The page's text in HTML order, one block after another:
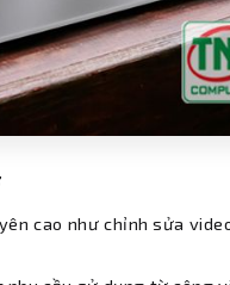
cao như chỉnh sửa